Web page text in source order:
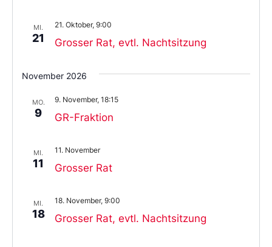
MI.
21 Grosser Rat, evtl. Nachtsitzung
21. Oktober, 9:00
November 2026
MO.
9 GR-Fraktion
9. November, 18:15
MI.
11 Grosser Rat
11. November
MI.
18 Grosser Rat, evtl. Nachtsitzung
18. November, 9:00